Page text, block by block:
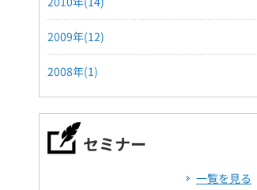
2009年(12)
2008年(1)
セミナー
一覧を見る